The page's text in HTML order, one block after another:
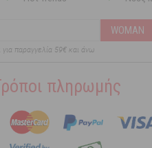
WOMAN
για παραγγελία 59€ και άνω
πληρωμής